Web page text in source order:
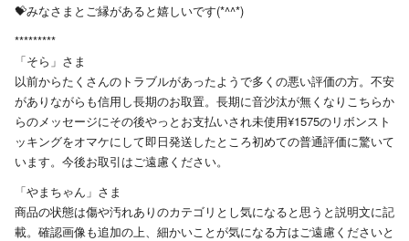
💝みなさまとご縁があると嬉しいです(*^^*)
*********
「そら」さま
以前からたくさんのトラブルがあったようで多くの悪い評価の方。不安
がありながらも信用し長期のお取置。長期に音沙汰が無くなりこちらか
らのメッセージにその後やっとお支払いされ未使用¥1575のリボンスト
ッキングをオマケにして即日発送したところ初めての普通評価に驚いて
います。今後お取引はご遠慮ください。
「やまちゃん」さま
商品の状態は傷や汚れありのカテゴリとし気になると思うと説明文に記
載。確認画像も追加の上、細かいことが気になる方はご遠慮くださいと